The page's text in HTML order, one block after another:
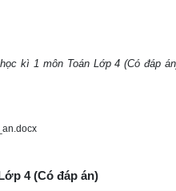
kì 1 môn Toán Lớp 4 (Có đáp
4 (Có đáp án)